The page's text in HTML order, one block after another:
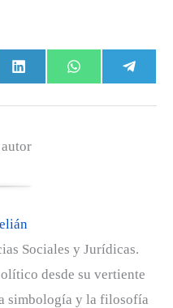
Compartir
en
L
i
k
d
n
Compartir
en
W
h
en
T
e
Sociales y Jurídicas.
desde su vertiente
simbología y la filosofía